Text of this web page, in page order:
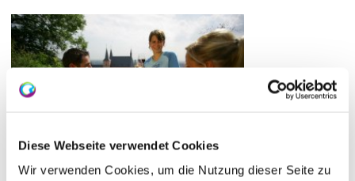
Diese Webseite verwendet Cookies
Wir verwenden Cookies, um die Nutzung dieser Seite zu